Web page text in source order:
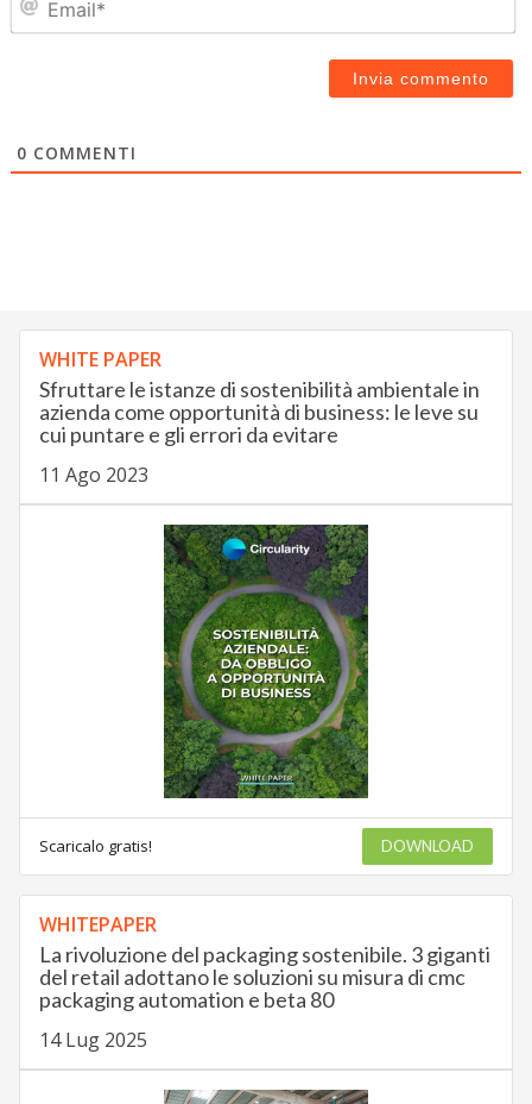
0 COMMENTI
WHITE PAPER
Sfruttare le istanze di sostenibilità ambientale in
azienda come opportunità di business: le leve su
cui puntare e gli errori da evitare
11 Ago 2023
Scaricalo gratis! DOWNLOAD
WHITEPAPER
La rivoluzione del packaging sostenibile. 3 giganti
del retail adottano le soluzioni su misura di cmc
packaging automation e beta 80
14 Lug 2025